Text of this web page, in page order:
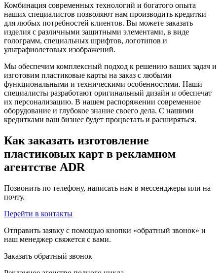
Комбинация современных технологий и богатого опыта
наших специалистов позволяют нам производить кредитки
для любых потребностей клиентов. Вы можете заказать
изделия с различными защитными элементами, в виде
голограмм, специальных шрифтов, логотипов и
ультрафиолетовых изображений.
Мы обеспечим комплексный подход к решению ваших задач и
изготовим пластиковые карты на заказ с любыми
функциональными и техническими особенностями. Наши
специалисты разработают оригинальный дизайн и обеспечат
их персонализацию. В нашем распоряжении современное
оборудование и глубокое знание своего дела. С нашими
кредитками ваш бизнес будет процветать и расширяться.
Как заказать изготовление
пластиковых карт в рекламном
агентстве ADR
Позвонить по телефону, написать нам в мессенджеры или на
почту.
Перейти в контакты
Отправить заявку с помощью кнопки «обратный звонок» и
наш менеджер свяжется с вами.
Заказать обратный звонок